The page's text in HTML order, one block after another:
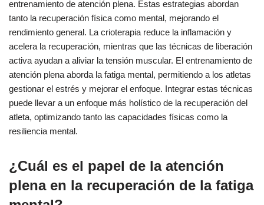
entrenamiento de atención plena. Estas estrategias abordan
tanto la recuperación física como mental, mejorando el
rendimiento general. La crioterapia reduce la inflamación y
acelera la recuperación, mientras que las técnicas de liberación
activa ayudan a aliviar la tensión muscular. El entrenamiento de
atención plena aborda la fatiga mental, permitiendo a los atletas
gestionar el estrés y mejorar el enfoque. Integrar estas técnicas
puede llevar a un enfoque más holístico de la recuperación del
atleta, optimizando tanto las capacidades físicas como la
resiliencia mental.
¿Cuál es el papel de la atención
plena en la recuperación de la fatiga